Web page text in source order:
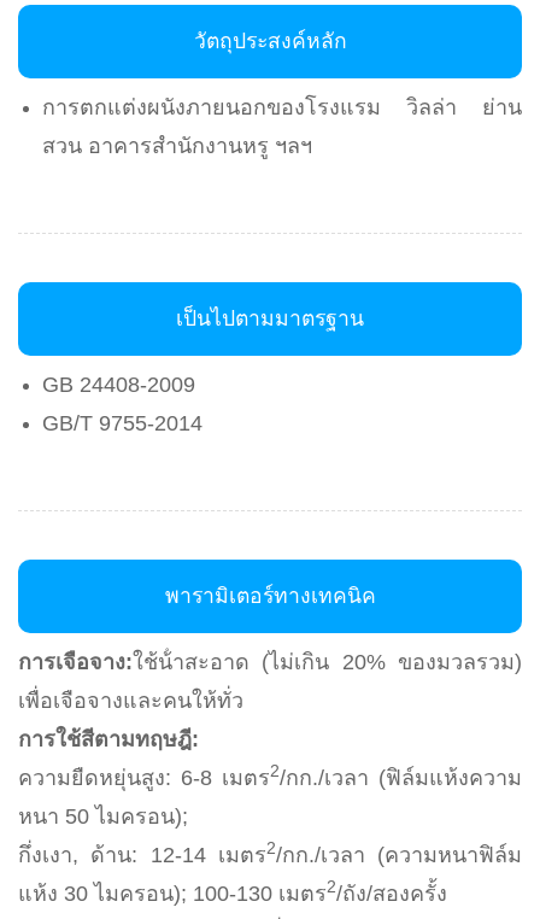
วัตถุประสงค์หลัก
การตกแต่งผนังภายนอกของโรงแรม วิลล่า ย่าน
สวน อาคารสํานักงานหรู ฯลฯ
เป็นไปตามมาตรฐาน
GB 24408-2009
GB/T 9755-2014
พารามิเตอร์ทางเทคนิค
การเจือจาง:ใช้น้ําสะอาด (ไม่เกิน 20% ของมวลรวม)
เพื่อเจือจางและคนให้ทั่ว
การใช้สีตามทฤษฎี:
ความยืดหยุ่นสูง: 6-8 เมตร2/กก./เวลา (ฟิล์มแห้งความ
หนา 50 ไมครอน);
กึ่งเงา, ด้าน: 12-14 เมตร2/กก./เวลา (ความหนาฟิล์ม
แห้ง 30 ไมครอน); 100-130 เมตร2/ถัง/สองครั้ง